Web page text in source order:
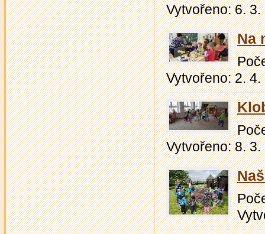
Vytvořeno: 6. 3.
Na
Vytvořeno: 2. 4.
Vytvořeno: 8. 3.